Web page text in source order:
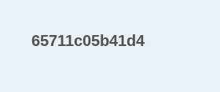
65711c05b41d4